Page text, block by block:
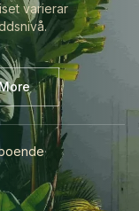
varierar
·